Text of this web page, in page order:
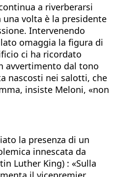
a riverberarsi
volta è la presidente
Intervenendo
omaggia la figura di
ci ha ricordato
avvertimento dal tono
nascosti nei salotti, che
insiste Meloni, «non
la presenza di un
innescata da
Luther King) : «Sulla